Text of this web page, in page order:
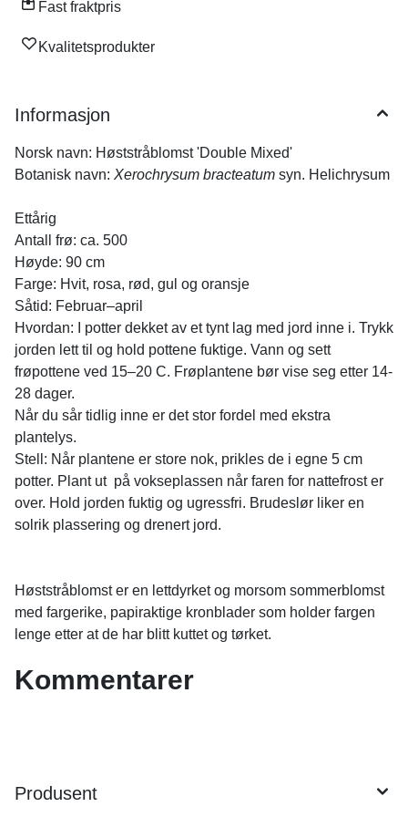
Fast fraktpris
Kvalitetsprodukter
Informasjon
Norsk navn: Høststråblomst 'Double Mixed'
Botanisk navn: Xerochrysum bracteatum syn. Helichrysum
Ettårig
Antall frø: ca. 500
Høyde: 90 cm
Farge: Hvit, rosa, rød, gul og oransje
Såtid: Februar–april
Hvordan: I potter dekket av et tynt lag med jord inne i. Trykk
jorden lett til og hold pottene fuktige. Vann og sett
frøpottene ved 15–20 C. Frøplantene bør vise seg etter 14-
28 dager.
Når du sår tidlig inne er det stor fordel med ekstra
plantelys.
Stell: Når plantene er store nok, prikles de i egne 5 cm
potter. Plant ut på vokseplassen når faren for nattefrost er
over. Hold jorden fuktig og ugressfri. Brudeslør liker en
solrik plassering og drenert jord.
Høststråblomst er en lettdyrket og morsom sommerblomst
med fargerike, papiraktige kronblader som holder fargen
lenge etter at de har blitt kuttet og tørket.
Kommentarer
Produsent